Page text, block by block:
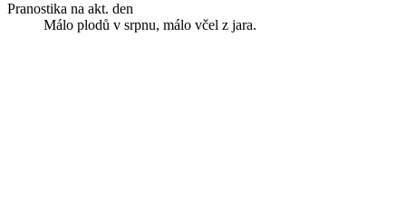
Pranostika na akt. den
Málo plodů v srpnu, málo včel z jara.